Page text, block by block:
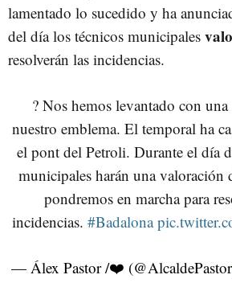
lamentado lo sucedido y ha
del día los técnicos municipales
resolverán las incidencias.
? Nos hemos levantado con
nuestro emblema. El temporal ha
el pont del Petroli. Durante el día
municipales harán una valoración
pondremos en marcha para
incidencias. #Badalona
— Álex Pastor /❤️